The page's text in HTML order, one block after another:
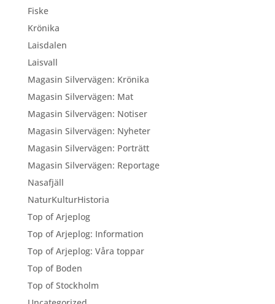
Fiske
Krönika
Laisdalen
Laisvall
Magasin Silvervägen: Krönika
Magasin Silvervägen: Mat
Magasin Silvervägen: Notiser
Magasin Silvervägen: Nyheter
Magasin Silvervägen: Porträtt
Magasin Silvervägen: Reportage
Nasafjäll
NaturKulturHistoria
Top of Arjeplog
Top of Arjeplog: Information
Top of Arjeplog: Våra toppar
Top of Boden
Top of Stockholm